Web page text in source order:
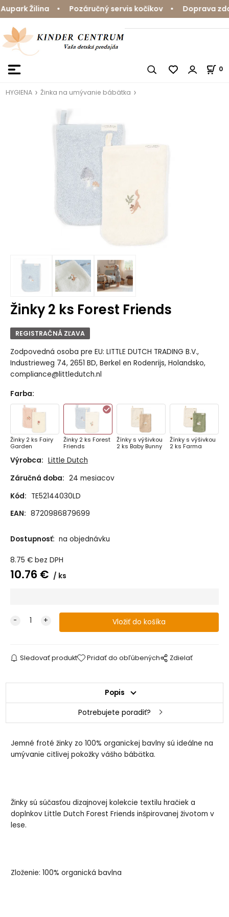
Žilina • Pozáručný servis kočíkov • Doprava
0
HYGIENA Žinka na umývanie bábätka
Žinky 2 ks Forest Friends
REGISTRAČNÁ ZĽAVA
Zodpovedná osoba pre EU: LITTLE DUTCH TRADING B.V.,
Industrieweg 74, 2651 BD, Berkel en Rodenrijs, Holandsko,
compliance@littledutch.nl
Farba:
Žinky 2 ks Fairy
Garden
Žinky 2 ks Forest
Friends
Žínky s výšivkou
2 ks Baby Bunny
Žínky s výšivkou
2 ks Farma
Výrobca: Little Dutch
Záručná doba: 24 mesiacov
Kód: TE52144030LD
EAN: 8720986879699
Dostupnosť: na objednávku
8.75 € bez DPH
10.76 € ks
Sledovať produkt Pridať do obľúbených Zdielať
Popis
Potrebujete poradiť?
Jemné froté žinky zo 100% organickej bavlny sú ideálne na
umývanie citlivej pokožky vášho bábätka.
Žinky sú súčasťou dizajnovej kolekcie textilu hračiek a
doplnkov Little Dutch Forest Friends inšpirovanej životom v
lese.
Zloženie: 100% organická bavlna